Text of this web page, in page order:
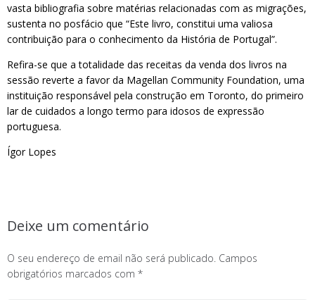
vasta bibliografia sobre matérias relacionadas com as migrações,
sustenta no posfácio que “Este livro, constitui uma valiosa
contribuição para o conhecimento da História de Portugal”.
Refira-se que a totalidade das receitas da venda dos livros na
sessão reverte a favor da Magellan Community Foundation, uma
instituição responsável pela construção em Toronto, do primeiro
lar de cuidados a longo termo para idosos de expressão
portuguesa.
Ígor Lopes
Deixe um comentário
O seu endereço de email não será publicado. Campos
obrigatórios marcados com *